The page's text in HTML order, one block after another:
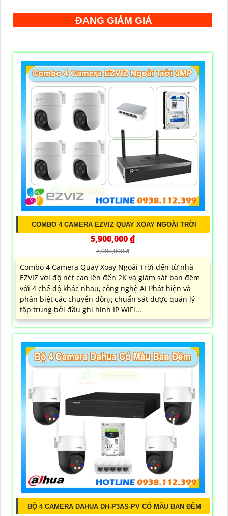
ĐANG GIẢM GIÁ
COMBO 4 CAMERA EZVIZ QUAY XOAY NGOÀI TRỜI
5,900,000 ₫
7,000,000 ₫
Combo 4 Camera Quay Xoay Ngoài Trời đến từ nhà
EZVIZ với độ nét cao lên đến 2K và giám sát ban đêm
với 4 chế độ khác nhau, công nghệ AI Phát hiện và
phân biệt các chuyển động chuẩn sát được quản lý
tập trung bởi đầu ghi hình IP WiFi...
BỘ 4 CAMERA DAHUA DH-P3AS-PV CÓ MÀU BAN ĐÊM